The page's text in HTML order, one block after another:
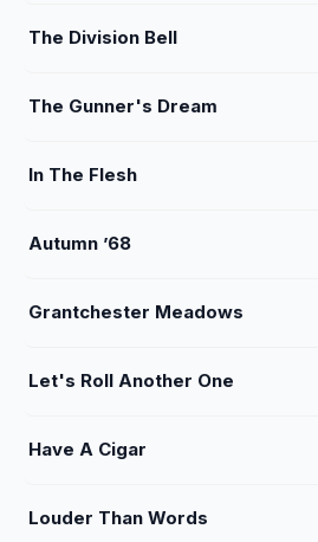
The Division Bell
The Gunner's Dream
In The Flesh
Autumn ’68
Grantchester Meadows
Let's Roll Another One
Have A Cigar
Louder Than Words